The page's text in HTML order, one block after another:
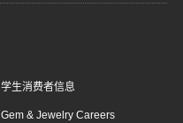
学生消费者信息
Gem & Jewelry Careers